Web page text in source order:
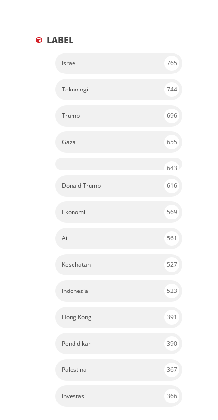
LABEL
Israel 765
Teknologi 744
Trump 696
Gaza 655
643
Donald Trump 616
Ekonomi 569
Ai 561
Kesehatan 527
Indonesia 523
Hong Kong 391
Pendidikan 390
Palestina 367
Investasi 366